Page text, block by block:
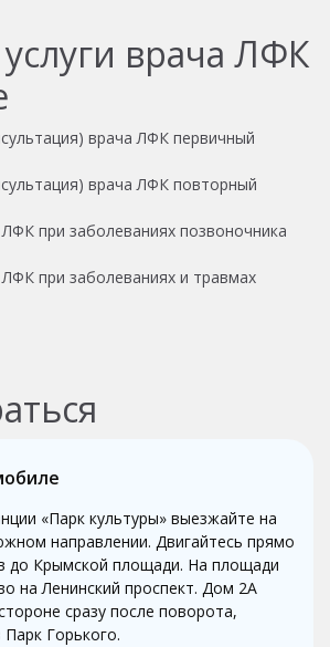
врача ЛФК
врача ЛФК первичный
врача ЛФК повторный
при заболеваниях позвоночника
при заболеваниях и травмах
«Парк культуры» выезжайте на
направлении. Двигайтесь прямо
до Крымской площади. На площади
на Ленинский проспект. Дом 2А
сразу после поворота,
Горького.